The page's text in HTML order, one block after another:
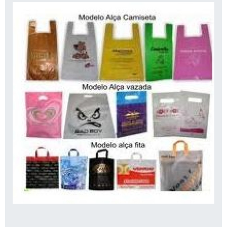
Além disso, a escolha de materiais
adequados não é apenas uma questão de
proteção, mas também de comunicação. Um
pacote resistente comunica ao cliente que a
marca se preocupa com a qualidade. Isso é
especialmente crítico no e-commerce, onde
a insatisfação do cliente pode resultar em
devoluções que são custosas e que afetam a
reputação da marca.
Apresentação visual
A apresentação visual das embalagens é uma
oportunidade de capturar a atenção do
cliente e criar uma primeira impressão